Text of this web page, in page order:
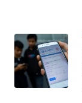
BALI
WN
KALBAR